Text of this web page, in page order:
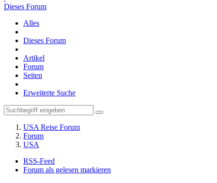
Dieses Forum
Alles
Dieses Forum
Artikel
Forum
Seiten
Erweiterte Suche
USA Reise Forum
Forum
USA
RSS-Feed
Forum als gelesen markieren